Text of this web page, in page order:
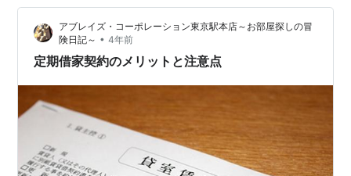
定期借家とは 我が家に届いたテイシャク物件 定期借家の
メリット・デメリット まとめ 東新住建のテイシャクとは
東新住建のテイシ…
アブレイズ・コーポレーション東京駅本店～お部屋探しの冒
険日記～ • 4年前
定期借家契約のメリットと注意点